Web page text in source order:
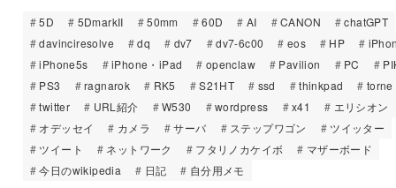
5D 5DmarkII 50mm 60D AI CANON
chatGPT
davinciresolve
dq dv7 dv7-6c00 eos HP
iPhone5s
iPhone・iPad openclaw Pavilion PC
PS3
ragnarok RK5 S21HT ssd thinkpad
torne
twitter
URL紹介 W530 wordpress x41
エリシオン
オデッセイ
カメラ サーバ ステップワゴン
ツイッター
ツイート
ネットワーク フタリノカケイボ
マザーボード
今日のwikipedia
日記 自分用メモ